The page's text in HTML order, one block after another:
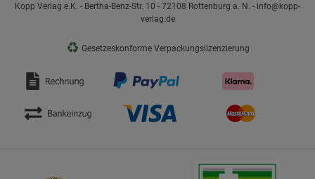
Kopp Verlag e.K. - Bertha-Benz-Str. 10 - 72108 Rottenburg a. N. - info@kopp-
verlag.de
♻ Gesetzeskonforme Verpackungslizenzierung